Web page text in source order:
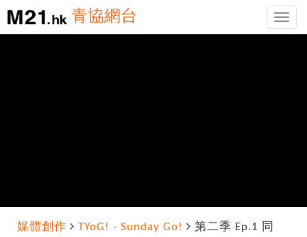
Toggle
青協網台
媒體創作 TYoG! - Sunday Go!
第二季 Ep.1 同